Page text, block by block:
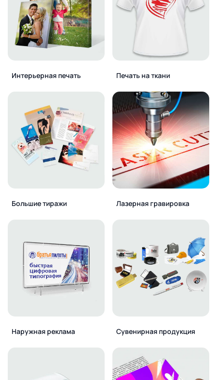
Интерьерная печать Печать на ткани
Большие тиражи Лазерная гравировка
Наружная реклама Сувенирная продукция